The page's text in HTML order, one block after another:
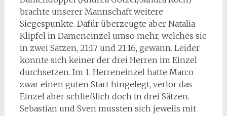
brachte unserer Mannschaft weitere
Siegespunkte. Dafür überzeugte aber Natalia
Klipfel in Dameneinzel umso mehr, welches sie
in zwei Sätzen, 21:17 und 21:16, gewann. Leider
konnte sich keiner der drei Herren im Einzel
durchsetzen. Im 1. Herreneinzel hatte Marco
zwar einen guten Start hingelegt, verlor das
Einzel aber schließlich doch in drei Sätzen.
Sebastian und Sven mussten sich jeweils mit